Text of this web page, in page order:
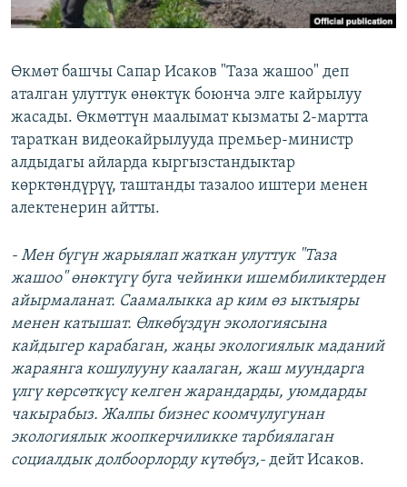
Өкмөт башчы Сапар Исаков "Таза жашоо" деп
аталган улуттук өнөктүк боюнча элге кайрылуу
жасады. Өкмөттүн маалымат кызматы 2-мартта
тараткан видеокайрылууда премьер-министр
алдыдагы айларда кыргызстандыктар
көрктөндүрүү, таштанды тазалоо иштери менен
алектенерин айтты.
- Мен бүгүн жарыялап жаткан улуттук "Таза
жашоо" өнөктүгү буга чейинки ишембиликтерден
айырмаланат. Саамалыкка ар ким өз ыктыяры
менен катышат. Өлкөбүздүн экологиясына
кайдыгер карабаган, жаңы экологиялык маданий
жараянга кошулууну каалаган, жаш муундарга
үлгү көрсөткүсү келген жарандарды, уюмдарды
чакырабыз. Жалпы бизнес коомчулугунан
экологиялык жоопкерчиликке тарбиялаган
социалдык долбоорлорду күтөбүз,- дейт Исаков.